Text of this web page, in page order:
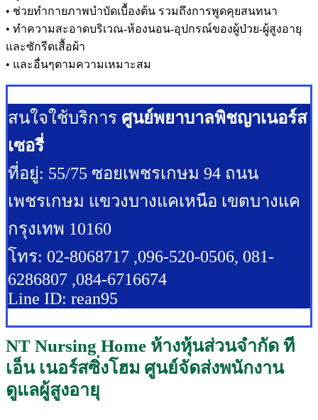
• ช่วยทำกายภาพบำบัดเบื้องต้น รวมถึงการพูดคุยสนทนา
• ทำความสะอาดบริเวณ-ห้องนอน-อุปกรณ์ของผู้ป่วย-ผู้สูงอายุ
และซักรีดเสื้อผ้า
• และอื่นๆตามความเหมาะสม
สนใจใช้บริการ ศูนย์พยาบาลพิชญาเนอร์ส
เซอรี่
ที่อยู่: 55/75 ซอยเพชรเกษม 94 ถนน
เพชรเกษม แขวงบางแคเหนือ เขตบางแค
กรุงเทพ 10160
โทร: 02-8068717 ,096-520-0506, 081-
6286807 ,084-6716674
Line ID: rean95
NT Nursing Home ห้างหุ้นส่วนจำกัด ที
เอ็น เนอร์สซิ่งโฮม ศูนย์จัดส่งพนักงาน
ดูแลผู้สูงอายุ